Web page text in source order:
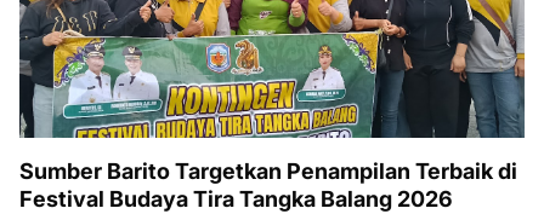
Sumber Barito Targetkan Penampilan Terbaik di
Festival Budaya Tira Tangka Balang 2026